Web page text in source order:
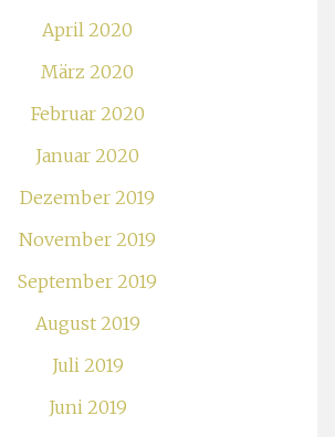
April 2020
März 2020
Februar 2020
Januar 2020
Dezember 2019
November 2019
September 2019
August 2019
Juli 2019
Juni 2019